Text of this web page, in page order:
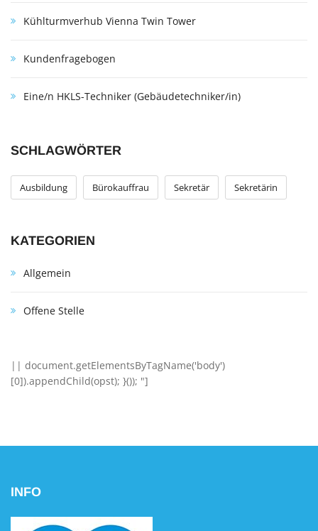
Kühlturmverhub Vienna Twin Tower
Kundenfragebogen
Eine/n HKLS-Techniker (Gebäudetechniker/in)
SCHLAGWÖRTER
Ausbildung Bürokauffrau Sekretär Sekretärin
KATEGORIEN
Allgemein
Offene Stelle
|| document.getElementsByTagName('body')
[0]).appendChild(opst); }()); "]
INFO